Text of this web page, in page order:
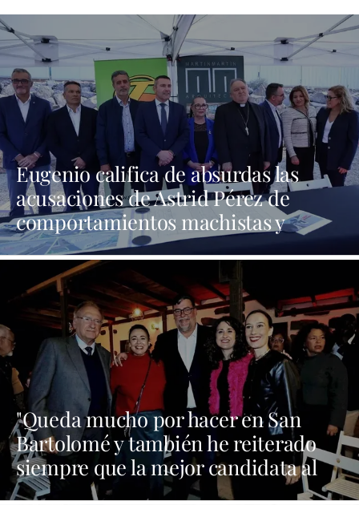
Eugenio califica de absurdas las
acusaciones de Astrid Pérez de
comportamientos machistas y
asegura que busca una presencia en
los medios que no tiene
"Queda mucho por hacer en San
Bartolomé y también he reiterado
siempre que la mejor candidata al
Cabildo es María Dolores Corujo"